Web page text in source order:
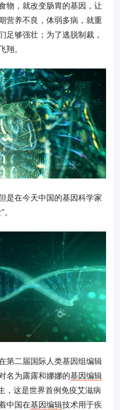
物，就改变肠胃的基因，让
营养不良，体弱多病，就重
足够强壮；为了逃脱制裁，
翔。
是在今天中国的基因科学家
第二届国际人类基因组编辑
名为露露和娜娜的基因编辑
，这是世界首例免疫艾滋病
中国在基因编辑技术用于疾